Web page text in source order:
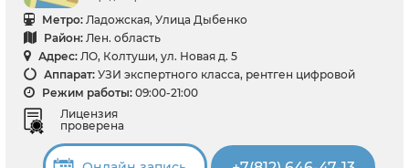
Метро: Ладожская, Улица Дыбенко
Район: Лен. область
Адрес: ЛО, Колтуши, ул. Новая д. 5
Аппарат: УЗИ экспертного класса, рентген цифровой
Режим работы: 09:00-21:00
Лицензия
проверена